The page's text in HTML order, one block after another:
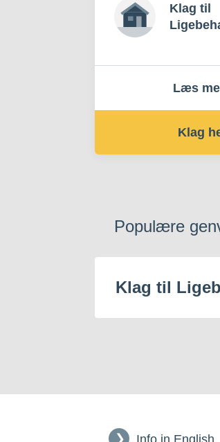
Klag til
Læs
Klag
Populære
Klag til
Info in English